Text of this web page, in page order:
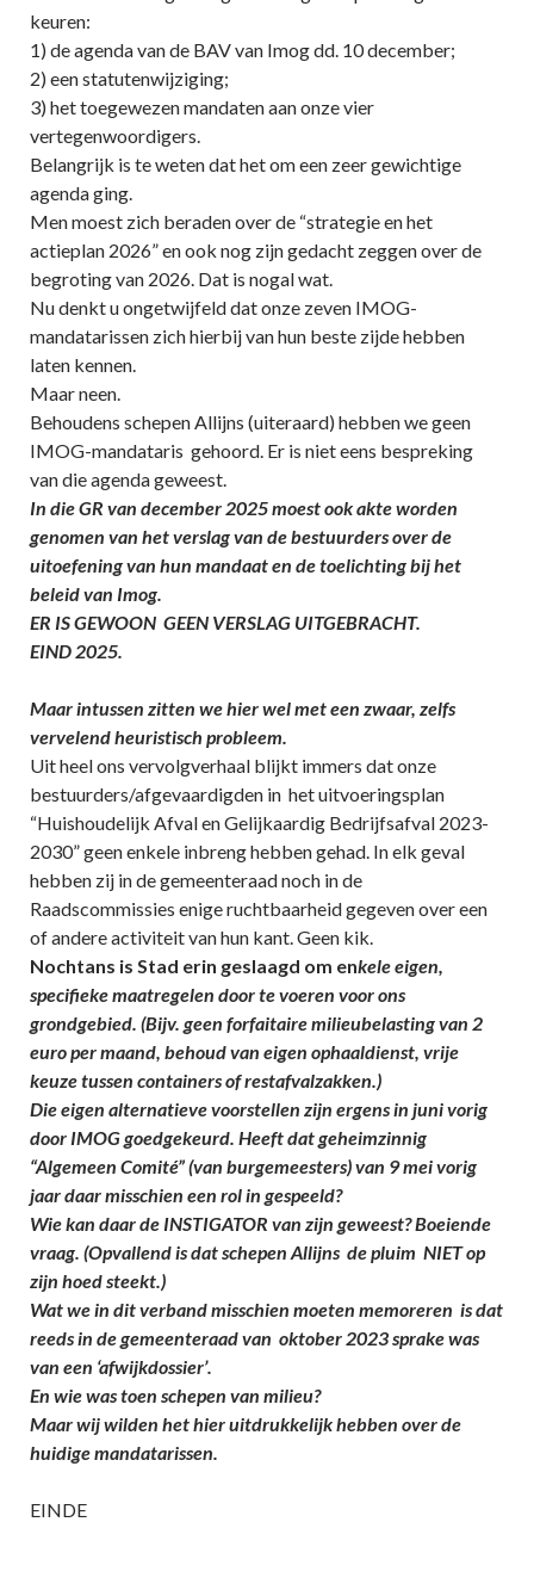
keuren:
1) de agenda van de BAV van Imog dd. 10 december;
2) een statutenwijziging;
3) het toegewezen mandaten aan onze vier
vertegenwoordigers.
Belangrijk is te weten dat het om een zeer gewichtige
agenda ging.
Men moest zich beraden over de “strategie en het
actieplan 2026” en ook nog zijn gedacht zeggen over de
begroting van 2026. Dat is nogal wat.
Nu denkt u ongetwijfeld dat onze zeven IMOG-
mandatarissen zich hierbij van hun beste zijde hebben
laten kennen.
Maar neen.
Behoudens schepen Allijns (uiteraard) hebben we geen
IMOG-mandataris gehoord. Er is niet eens bespreking
van die agenda geweest.
In die GR van december 2025 moest ook akte worden
genomen van het verslag van de bestuurders over de
uitoefening van hun mandaat en de toelichting bij het
beleid van Imog.
ER IS GEWOON GEEN VERSLAG UITGEBRACHT.
EIND 2025.
Maar intussen zitten we hier wel met een zwaar, zelfs
vervelend heuristisch probleem.
Uit heel ons vervolgverhaal blijkt immers dat onze
bestuurders/afgevaardigden in het uitvoeringsplan
“Huishoudelijk Afval en Gelijkaardig Bedrijfsafval 2023-
2030” geen enkele inbreng hebben gehad. In elk geval
hebben zij in de gemeenteraad noch in de
Raadscommissies enige ruchtbaarheid gegeven over een
of andere activiteit van hun kant. Geen kik.
Nochtans is Stad erin geslaagd om enkele eigen,
specifieke maatregelen door te voeren voor ons
grondgebied. (Bijv. geen forfaitaire milieubelasting van 2
euro per maand, behoud van eigen ophaaldienst, vrije
keuze tussen containers of restafvalzakken.)
Die eigen alternatieve voorstellen zijn ergens in juni vorig
door IMOG goedgekeurd. Heeft dat geheimzinnig
“Algemeen Comité” (van burgemeesters) van 9 mei vorig
jaar daar misschien een rol in gespeeld?
Wie kan daar de INSTIGATOR van zijn geweest? Boeiende
vraag. (Opvallend is dat schepen Allijns de pluim NIET op
zijn hoed steekt.)
Wat we in dit verband misschien moeten memoreren is dat
reeds in de gemeenteraad van oktober 2023 sprake was
van een ‘afwijkdossier’.
En wie was toen schepen van milieu?
Maar wij wilden het hier uitdrukkelijk hebben over de
huidige mandatarissen.
EINDE